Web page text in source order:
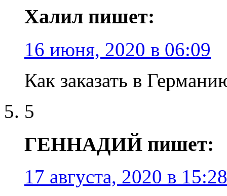
Халил пишет:
16 июня, 2020 в 06:09
Как заказать в
5
ГЕННАДИЙ пишет:
17 августа, 2020 в 15:28